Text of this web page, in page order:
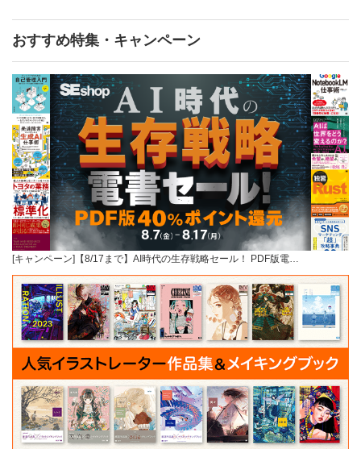
おすすめ特集・キャンペーン
[キャンペーン]【8/17まで】AI時代の生存戦略セール！ PDF版電…